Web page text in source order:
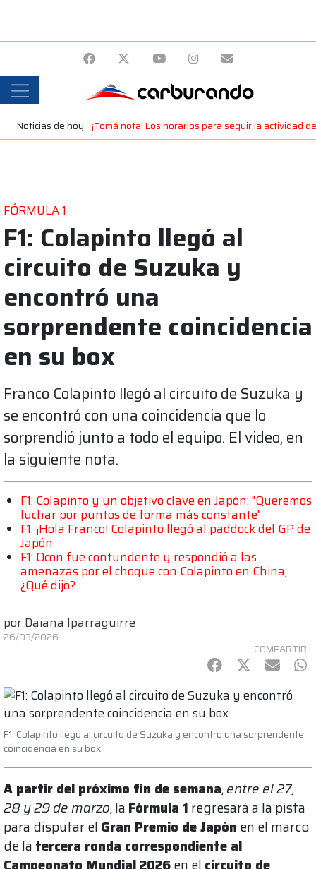
Noticias de hoy ¡Tomá nota! Los horarios para seguir la actividad
FÓRMULA 1
F1: Colapinto llegó al
circuito de Suzuka y
encontró una
sorprendente coincidencia
en su box
Franco Colapinto llegó al circuito de Suzuka y
se encontró con una coincidencia que lo
sorprendió junto a todo el equipo. El video, en
la siguiente nota.
F1: Colapinto y un objetivo clave en Japón: "Queremos
luchar por puntos de forma más constante"
F1: ¡Hola Franco! Colapinto llegó al paddock del GP de
Japón
F1: Ocon fue contundente y respondió a las
amenazas por el choque con Colapinto en China,
¿Qué dijo?
por Daiana Iparraguirre
26/03/2026
COMPARTIR
Facebook
Twitter
mail
F1: Colapinto llegó al circuito de Suzuka y encontró una sorprendente
coincidencia en su box
A partir del próximo fin de semana,entre el 27,
28 y 29 de marzo, la Fórmula 1 regresará a la pista
para disputar el Gran Premio de Japón en el marco
de la tercera ronda correspondiente al
Campeonato Mundial 2026en el circuito de